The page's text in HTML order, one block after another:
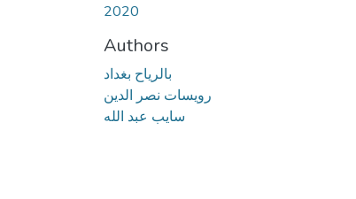
2020
Authors
بالرياح بغداد
رويسات نصر الدين
سايب عبد الله